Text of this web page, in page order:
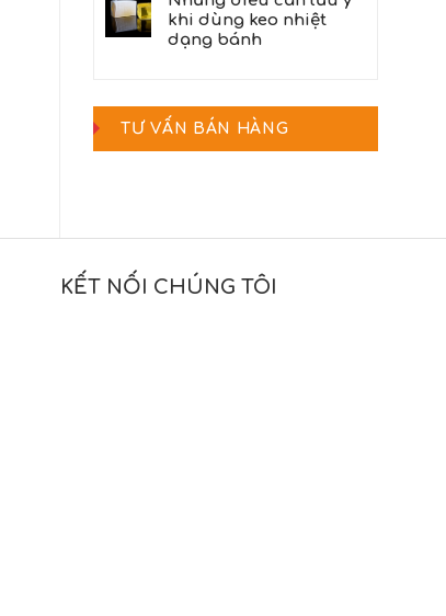
khi dùng keo nhiệt
dạng bánh
TƯ VẤN BÁN HÀNG
KẾT NỐI CHÚNG TÔI